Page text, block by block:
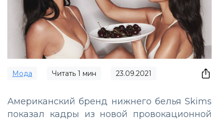
Мода Читать 1 мин 23.09.2021
Американский бренд нижнего белья Skims
показал кадры из новой провокационной